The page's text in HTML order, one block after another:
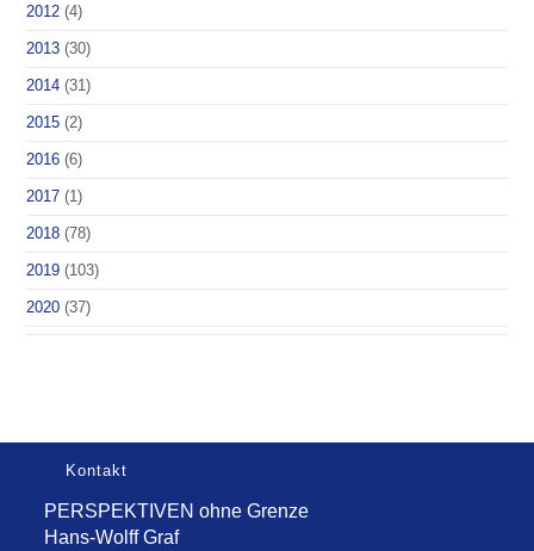
2012 (4)
2013 (30)
2014 (31)
2015 (2)
2016 (6)
2017 (1)
2018 (78)
2019 (103)
2020 (37)
Kontakt
PERSPEKTIVEN ohne Grenze
Hans-Wolff Graf